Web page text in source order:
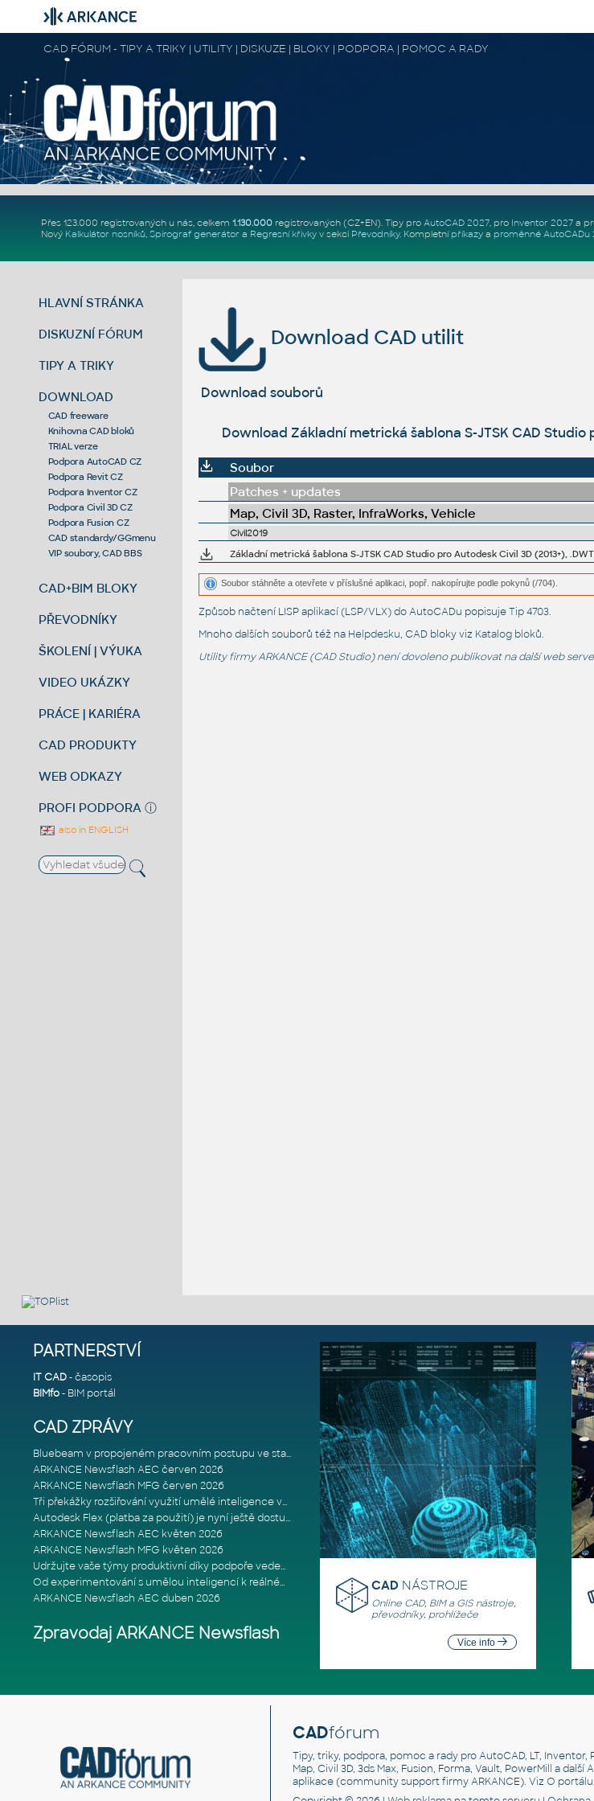
CAD FÓRUM - TIPY A TRIKY | UTILITY | DISKUZE | BLOKY | PODPORA | POMOC A RADY
Přes 123.000 registrovaných u nás, celkem 1.130.000registrovaných (CZ+EN). Tipy pro AutoCAD 2027, pro Inventor 2027a
Nový Kalkulátor nosníků, Spirograf generátor a Regresní křivkyv sekci Převodníky. Kompletní příkazya proměnné AutoCADu
HLAVNÍ STRÁNKA
DISKUZNÍ FÓRUM
TIPY A TRIKY
DOWNLOAD
CAD freeware
Knihovna CAD bloků
TRIAL verze
Podpora AutoCAD CZ
Podpora Revit CZ
Podpora Inventor CZ
Podpora Civil 3D CZ
Podpora Fusion CZ
CAD standardy/GGmenu
VIP soubory, CAD BBS
CAD+BIM BLOKY
PŘEVODNÍKY
ŠKOLENÍ | VÝUKA
VIDEO UKÁZKY
PRÁCE | KARIÉRA
CAD PRODUKTY
WEB ODKAZY
PROFI PODPORA ⓘ
also in ENGLISH
Download CAD utilit
Download souborů
Download Základní metrická šablona S-JTSK CAD Studio
Soubor
Patches + updates
Map, Civil 3D, Raster, InfraWorks, Vehicle
Civil2019
Základní metrická šablona S-JTSK CAD Studio pro Autodesk Civil 3D (2013+),
Soubor stáhněte a otevřete v příslušné aplikaci, popř. nakopírujte podle pokynů (/704).
Způsob načtení LISP aplikací (LSP/VLX) do AutoCADu popisujeTip 4703.
Mnoho dalších souborů též na Helpdesku, CAD bloky viz Katalog bloků.
Utility firmy ARKANCE (CAD Studio) není dovoleno publikovat na další web
PARTNERSTVÍ
IT CAD- časopis
BIMfo- BIM portál
CAD ZPRÁVY
Bluebeam v propojeném pracovním postupu ve stavebnictví: Proč je int
ARKANCE Newsflash AEC červen 2026
ARKANCE Newsflash MFG červen 2026
Tři překážky rozšiřování využití umělé inteligence ve stavebním prům
Autodesk Flex (platba za použití) je nyní ještě dostupnější
ARKANCE Newsflash AEC květen 2026
ARKANCE Newsflash MFG květen 2026
Udržujte vaše týmy produktivní díky podpoře vedené odborníky
Od experimentování s umělou inteligencí k reálnému dopadu na podniká
ARKANCE Newsflash AEC duben 2026
Zpravodaj ARKANCE Newsflash
CAD NÁSTROJE
Online CAD, BIM a GIS nástroje,
převodníky, prohlížeče
Více info
CADfórum
Tipy, triky, podpora, pomoc a rady pro AutoCAD, LT, Inventor,
Map, Civil 3D, 3ds Max, Fusion, Forma, Vault, PowerMill a další
aplikace (community support firmy ARKANCE). Viz O portálu.